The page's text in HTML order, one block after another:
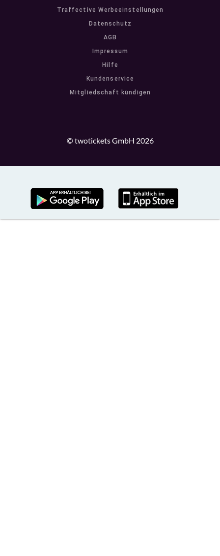
Traffective Werbeeinstellungen
Datenschutz
AGB
Impressum
Hilfe
Kundenservice
Mitgliedschaft kündigen
© twotickets GmbH 2026